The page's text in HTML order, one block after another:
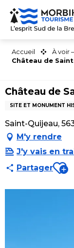
Aller
contenu
Accueil À voir
Château de
Château de
SITE ET MONUMENT
Saint-Quijeau,
M'y rendre
J'y vais en
Partager